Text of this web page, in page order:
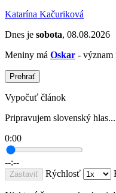
Katarína Kačuriková
Dnes je sobota, 08.08.2026
Meniny má Oskar - význam
Prehrať
Vypočuť článok
Pripravujem slovenský hlas...
0:00
--:--
Zastaviť Rýchlosť